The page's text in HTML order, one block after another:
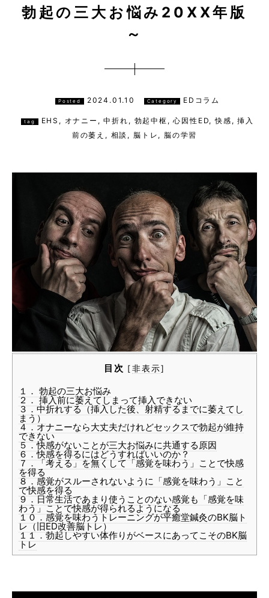
勃起の三大お悩み20XX年版
～
Posted 2024.01.10 Category EDコラム
tag EHS , オナニー ,中折れ , 勃起中枢 ,心因性ED,快感 ,挿入
前の萎え , 相談 , 脳トレ , 脳の学習
目次 [非表示]
１． 勃起の三大お悩み
２． 挿入前に萎えてしまって挿入できない
３．中折れする（挿入した後、射精するまでに萎えてし
まう）
４．オナニーなら大丈夫だけれどセックスで勃起が維持
できない
５．快感がないことが三大お悩みに共通する原因
６．快感を得るにはどうすればいいのか？
７．「考える」を無くして「感覚を味わう」ことで快感
を得る
８．感覚がスルーされないように「感覚を味わう」こと
で快感を得る
９．日常生活であまり使うことのない感覚も「感覚を味
わう」ことで快感が得られるようになる
１０．感覚を味わうトレーニングが平癒堂鍼灸のBK脳ト
レ（旧ED改善脳トレ）
１１．勃起しやすい体作りがベースにあってこそのBK脳
トレ